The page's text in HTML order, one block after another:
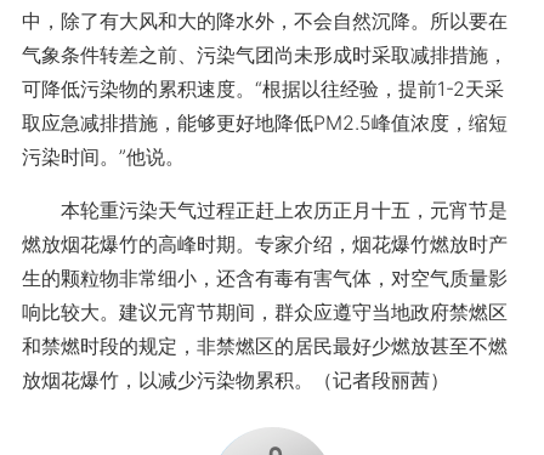
中，除了有大风和大的降水外，不会自然沉降。所以要在
气象条件转差之前、污染气团尚未形成时采取减排措施，
可降低污染物的累积速度。“根据以往经验，提前1-2天采
取应急减排措施，能够更好地降低PM2.5峰值浓度，缩短
污染时间。”他说。
本轮重污染天气过程正赶上农历正月十五，元宵节是
燃放烟花爆竹的高峰时期。专家介绍，烟花爆竹燃放时产
生的颗粒物非常细小，还含有毒有害气体，对空气质量影
响比较大。建议元宵节期间，群众应遵守当地政府禁燃区
和禁燃时段的规定，非禁燃区的居民最好少燃放甚至不燃
放烟花爆竹，以减少污染物累积。（记者段丽茜）